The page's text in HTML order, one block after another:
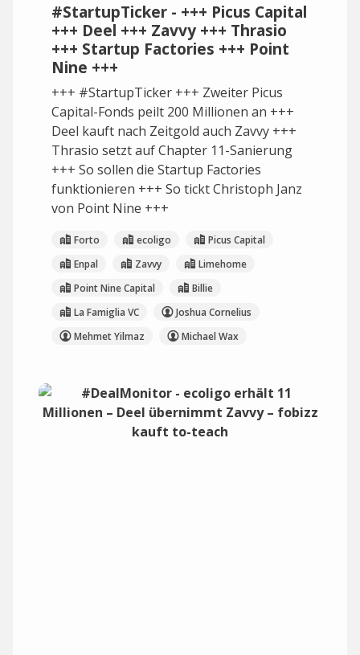
#StartupTicker - +++ Picus Capital
+++ Deel +++ Zavvy +++ Thrasio
+++ Startup Factories +++ Point
Nine +++
+++ #StartupTicker +++ Zweiter Picus
Capital-Fonds peilt 200 Millionen an +++
Deel kauft nach Zeitgold auch Zavvy +++
Thrasio setzt auf Chapter 11-Sanierung
+++ So sollen die Startup Factories
funktionieren +++ So tickt Christoph Janz
von Point Nine +++
Forto ecoligo
Picus Capital
Enpal
Zavvy
Limehome
Point Nine Capital
Billie
La Famiglia VC
Joshua Cornelius
Mehmet Yilmaz
Michael Wax